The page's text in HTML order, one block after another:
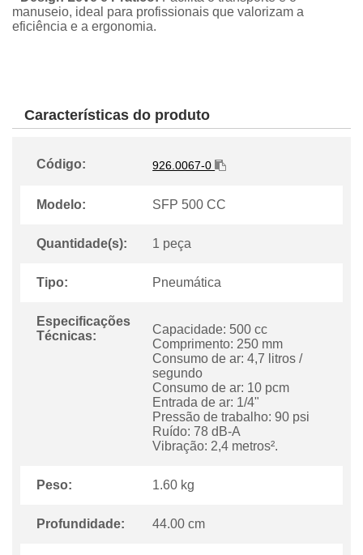
manuseio, ideal para profissionais que valorizam a
eficiência e a ergonomia.
Características do produto
Código: 926.0067-0
Modelo: SFP 500 CC
Quantidade(s): 1 peça
Tipo: Pneumática
Especificações
Técnicas:
Capacidade: 500 cc
Comprimento: 250 mm
Consumo de ar: 4,7 litros /
segundo
Consumo de ar: 10 pcm
Entrada de ar: 1/4"
Pressão de trabalho: 90 psi
Ruído: 78 dB-A
Vibração: 2,4 metros².
Peso: 1.60 kg
Profundidade: 44.00 cm